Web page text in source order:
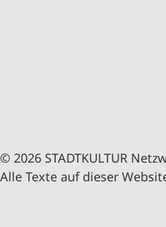
© 2026 STADTKULTUR
Alle Texte auf dieser